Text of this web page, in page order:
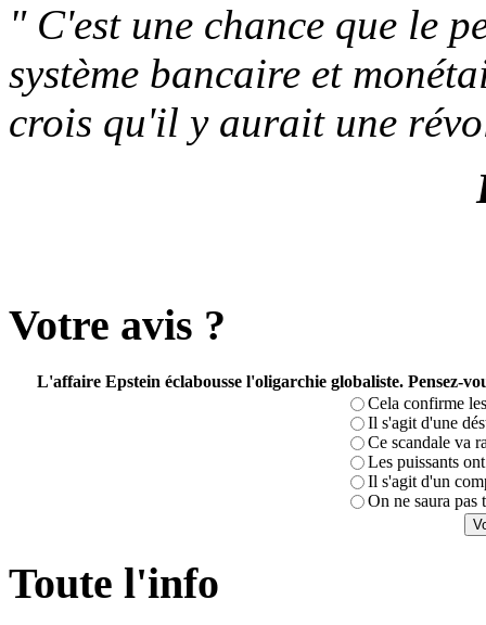
" C'est une chance que le
système bancaire et
crois qu'il y aurait une
Votre avis ?
L'affaire Epstein éclabousse l'oligarchie globaliste. Pensez-
Cela confirme
Il s'agit d'une
Ce scandale va
Les puissants
Il s'agit d'un
On ne saura pas
Toute l'info